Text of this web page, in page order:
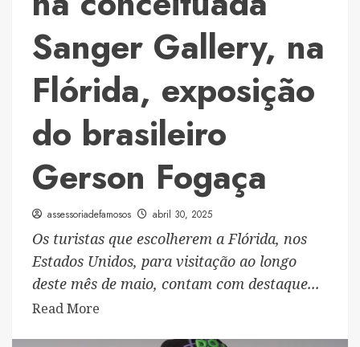
Rio
Sanger Gallery, na
Flórida, exposição
do brasileiro
Gerson Fogaça
assessoriadefamosos abril 30, 2025
Os turistas que escolherem a Flórida, nos
Estados Unidos, para visitação ao longo
deste mês de maio, contam com destaque...
Read More